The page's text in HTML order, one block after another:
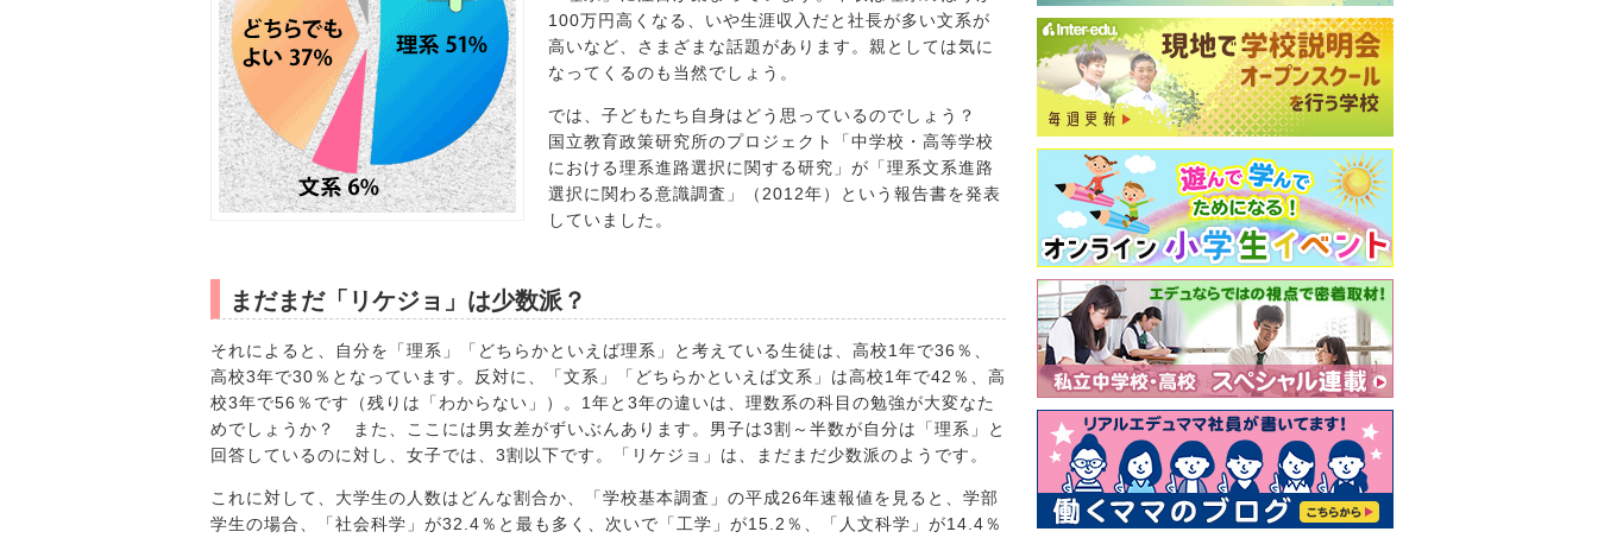
100万円高くなる、いや生涯収入だと社長が多い文系が
高いなど、さまざまな話題があります。親としては気に
なってくるのも当然でしょう。
では、子どもたち自身はどう思っているのでしょう？
国立教育政策研究所のプロジェクト「中学校・高等学校
における理系進路選択に関する研究」が「理系文系進路
選択に関わる意識調査」（2012年）という報告書を発表
していました。
まだまだ「リケジョ」は少数派？
それによると、自分を「理系」「どちらかといえば理系」と考えている生徒は、高校1年で36％、
高校3年で30％となっています。反対に、「文系」「どちらかといえば文系」は高校1年で42％、高
校3年で56％です（残りは「わからない」）。1年と3年の違いは、理数系の科目の勉強が大変なた
めでしょうか？ また、ここには男女差がずいぶんあります。男子は3割～半数が自分は「理系」と
回答しているのに対し、女子では、3割以下です。「リケジョ」は、まだまだ少数派のようです。
これに対して、大学生の人数はどんな割合か、「学校基本調査」の平成26年速報値を見ると、学部
学生の場合、「社会科学」が32.4％と最も多く、次いで「工学」が15.2％、「人文科学」が14.4％